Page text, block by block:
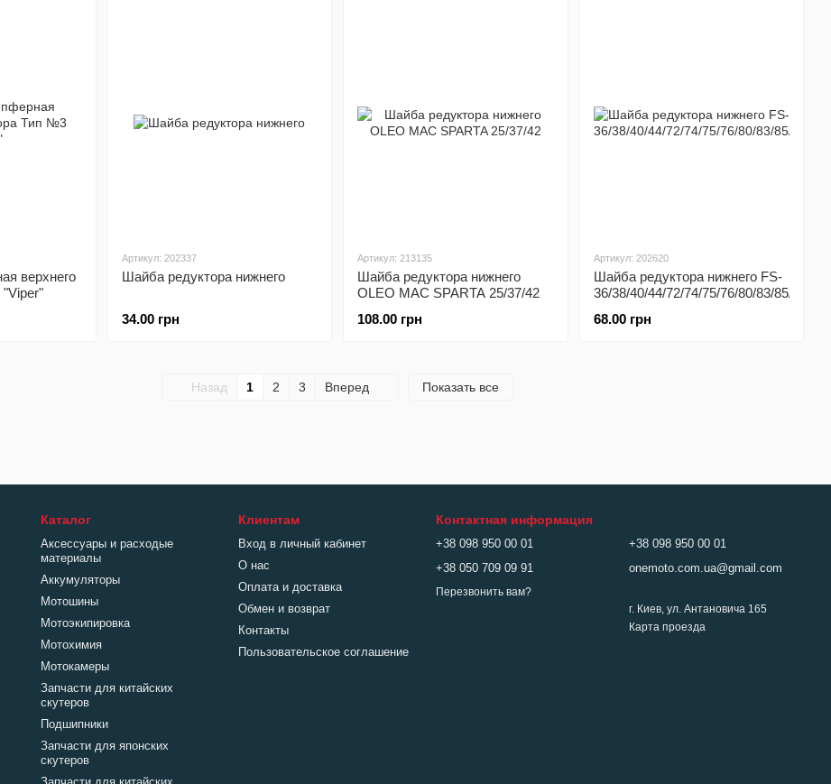
верхнего
Артикул: 202337
Шайба редуктора нижнего
34.00 грн
Артикул: 213135
Шайба редуктора нижнего
OLEO MAC SPARTA 25/37/42
108.00 грн
Артикул: 202620
Шайба редуктора нижнего FS-
36/38/40/44/72/74/75/76/80/83/85/87/
68.00 грн
Назад 1 2 3 Вперед Показать все
Каталог
Аксессуары и расходые
материалы
Аккумуляторы
Мотошины
Мотоэкипировка
Мотохимия
Мотокамеры
Запчасти для китайских
скутеров
Подшипники
Запчасти для японских
скутеров
Клиентам
Вход в личный кабинет
О нас
Оплата и доставка
Обмен и возврат
Контакты
Пользовательское соглашение
Контактная информация
+38 098 950 00 01
+38 050 709 09 91
Перезвонить вам?
+38 098 950 00 01
onemoto.com.ua@gmail.com
г. Киев, ул. Антановича 165
Карта проезда